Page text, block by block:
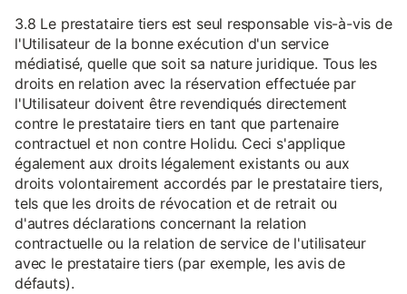
3.8 Le prestataire tiers est seul responsable vis-à-vis de
l'Utilisateur de la bonne exécution d'un service
médiatisé, quelle que soit sa nature juridique. Tous les
droits en relation avec la réservation effectuée par
l'Utilisateur doivent être revendiqués directement
contre le prestataire tiers en tant que partenaire
contractuel et non contre Holidu. Ceci s'applique
également aux droits légalement existants ou aux
droits volontairement accordés par le prestataire tiers,
tels que les droits de révocation et de retrait ou
d'autres déclarations concernant la relation
contractuelle ou la relation de service de l'utilisateur
avec le prestataire tiers (par exemple, les avis de
défauts).